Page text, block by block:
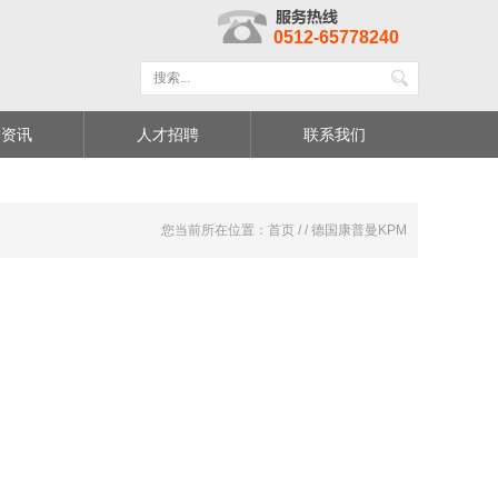
0512-65778240
讯 人才招聘 联系我们
您当前所在位置：首页 / / 德国康普曼KPM